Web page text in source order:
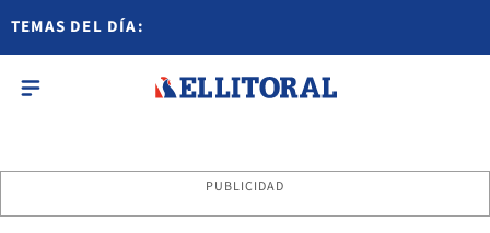
TEMAS DEL DÍA:
PUBLICIDAD